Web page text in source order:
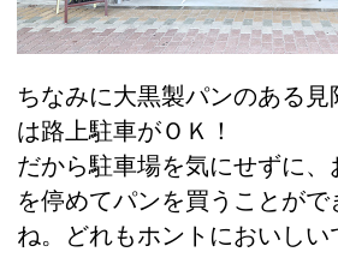
ちなみに大黒製パンのある
は路上駐車がＯＫ！
だから駐車場を気にせずに、
を停めてパンを買うことが
ね。どれもホントにおいしい